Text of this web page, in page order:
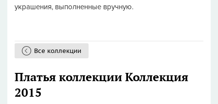
украшения, выполненные вручную.
Все коллекции
Платья коллекции Коллекция
2015